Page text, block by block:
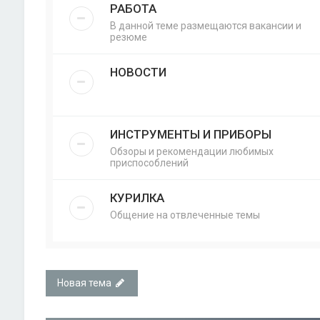
РАБОТА
В данной теме размещаются вакансии и
резюме
НОВОСТИ
ИНСТРУМЕНТЫ И ПРИБОРЫ
Обзоры и рекомендации любимых
приспособлений
КУРИЛКА
Общение на отвлеченные темы
Новая тема